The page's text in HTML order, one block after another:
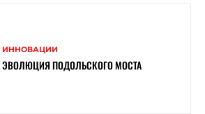
ИННОВАЦИИ
ЭВОЛЮЦИЯ ПОДОЛЬСКОГО МОСТА